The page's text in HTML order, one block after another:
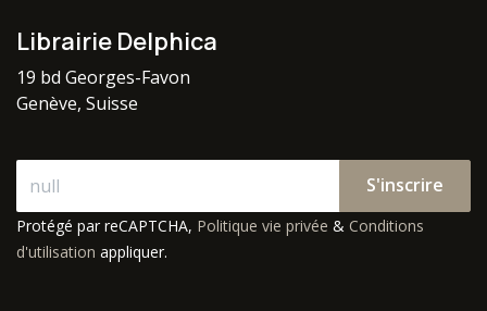
Librairie Delphica
19 bd Georges-Favon
Genève, Suisse
S'inscrire
Protégé par reCAPTCHA, Politique vie privée & Conditions
d'utilisation appliquer.